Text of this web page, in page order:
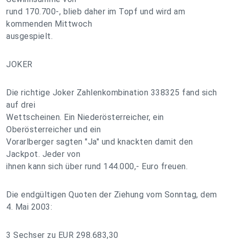
rund 170.700-, blieb daher im Topf und wird am
kommenden Mittwoch
ausgespielt.
JOKER
Die richtige Joker Zahlenkombination 338325 fand sich
auf drei
Wettscheinen. Ein Niederösterreicher, ein
Oberösterreicher und ein
Vorarlberger sagten "Ja" und knackten damit den
Jackpot. Jeder von
ihnen kann sich über rund 144.000,- Euro freuen.
Die endgültigen Quoten der Ziehung vom Sonntag, dem
4. Mai 2003:
3 Sechser zu EUR 298.683,30